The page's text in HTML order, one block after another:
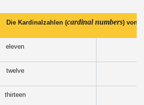
Die Kardinalzahlen (cardinal numbers) von
eleven
twelve
thirteen